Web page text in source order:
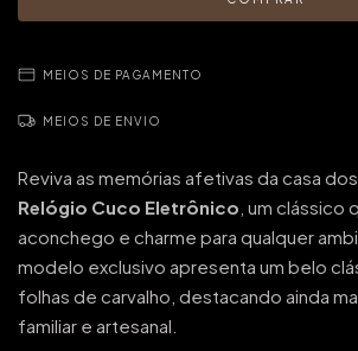
MEIOS DE PAGAMENTO
MEIOS DE ENVIO
Reviva as memórias afetivas da casa
Relógio Cuco Eletrônico , um clássico
aconchego e charme para qualquer
modelo exclusivo apresenta um belo
folhas de carvalho, destacando ainda
familiar e artesanal.